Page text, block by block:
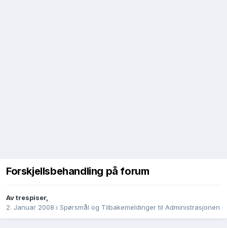
Forskjellsbehandling på forum
Avtrespiser,
2. Januar 2008 i Spørsmål og Tilbakemeldinger til Administrasjonen